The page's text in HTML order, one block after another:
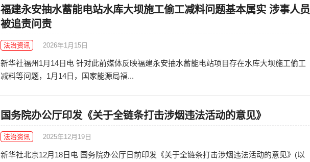
福建永安抽水蓄能电站水库大坝施工偷工减料问题基本属实 涉事人员
被追责问责
法治资讯 2026年1月15日
新华社福州1月14日电 针对此前媒体反映福建永安抽水蓄能电站项目存在水库大坝施工偷工
减料等问题，1月14日，国家能源局福...
国务院办公厅印发《关于全链条打击涉烟违法活动的意见》
法治资讯 2025年12月19日
新华社北京12月18日电 国务院办公厅日前印发《关于全链条打击涉烟违法活动的意见》(以